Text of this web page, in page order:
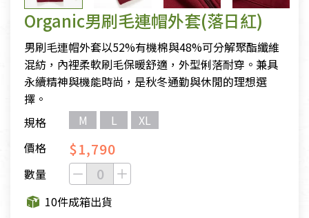
Organic男刷毛連帽外套(落日紅)
男刷毛連帽外套以52%有機棉與48%可分解聚酯纖維
混紡，內裡柔軟刷毛保暖舒適，外型俐落耐穿。兼具
永續精神與機能時尚，是秋冬通勤與休閒的理想選
擇。
規格
M L
XL
價格
$1,790
數量
10件成箱出貨